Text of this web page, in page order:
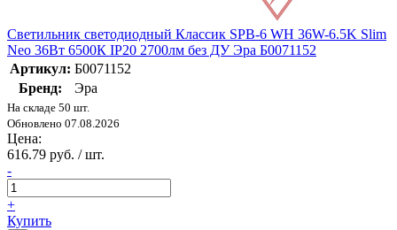
Светильник светодиодный Классик SPB-6 WH 36W-6.5K Slim
Neo 36Вт 6500К IP20 2700лм без ДУ Эра Б0071152
Артикул: Б0071152
Бренд:
Эра
На складе 50 шт.
Обновлено 07.08.2026
Цена:
616.79 руб. / шт.
-
+
Купить